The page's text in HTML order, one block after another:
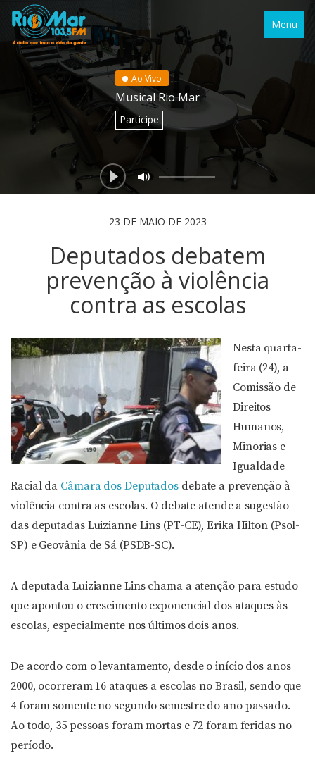
Menu
Ao Vivo
Musical Rio Mar
Participe
23 DE MAIO DE 2023
Deputados debatem
prevenção à violência
contra as escolas
Nesta quarta-
feira (24), a
Comissão de
Direitos
Humanos,
Minorias e
Igualdade
Racial da Câmara dos Deputados debate a prevenção à
violência contra as escolas. O debate atende a sugestão
das deputadas Luizianne Lins (PT-CE), Erika Hilton (Psol-
SP) e Geovânia de Sá (PSDB-SC).
A deputada Luizianne Lins chama a atenção para estudo
que apontou o crescimento exponencial dos ataques às
escolas, especialmente nos últimos dois anos.
De acordo com o levantamento, desde o início dos anos
2000, ocorreram 16 ataques a escolas no Brasil, sendo que
4 foram somente no segundo semestre do ano passado.
Ao todo, 35 pessoas foram mortas e 72 foram feridas no
período.